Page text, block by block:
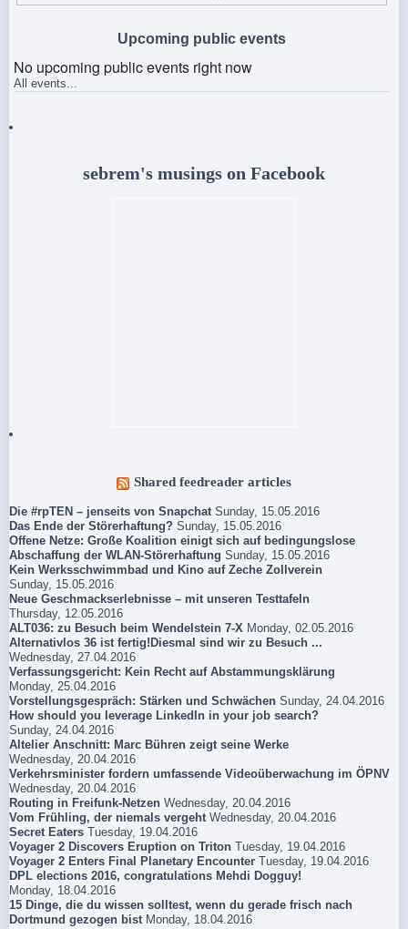
Upcoming public events
No upcoming public events right now
All events...
sebrem's musings on Facebook
Shared feedreader articles
Die #rpTEN – jenseits von Snapchat Sunday, 15.05.2016
Das Ende der Störerhaftung? Sunday, 15.05.2016
Offene Netze: Große Koalition einigt sich auf bedingungslose
Abschaffung der WLAN-Störerhaftung Sunday, 15.05.2016
Kein Werksschwimmbad und Kino auf Zeche Zollverein
Sunday, 15.05.2016
Neue Geschmackserlebnisse – mit unseren Testtafeln
Thursday, 12.05.2016
ALT036: zu Besuch beim Wendelstein 7-X Monday, 02.05.2016
Alternativlos 36 ist fertig!Diesmal sind wir zu Besuch ...
Wednesday, 27.04.2016
Verfassungsgericht: Kein Recht auf Abstammungsklärung
Monday, 25.04.2016
Vorstellungsgespräch: Stärken und Schwächen Sunday, 24.04.2016
How should you leverage LinkedIn in your job search?
Sunday, 24.04.2016
Altelier Anschnitt: Marc Bühren zeigt seine Werke
Wednesday, 20.04.2016
Verkehrsminister fordern umfassende Videoüberwachung im ÖPNV
Wednesday, 20.04.2016
Routing in Freifunk-Netzen Wednesday, 20.04.2016
Vom Frühling, der niemals vergeht Wednesday, 20.04.2016
Secret Eaters Tuesday, 19.04.2016
Voyager 2 Discovers Eruption on Triton Tuesday, 19.04.2016
Voyager 2 Enters Final Planetary Encounter Tuesday, 19.04.2016
DPL elections 2016, congratulations Mehdi Dogguy!
Monday, 18.04.2016
15 Dinge, die du wissen solltest, wenn du gerade frisch nach
Dortmund gezogen bist Monday, 18.04.2016